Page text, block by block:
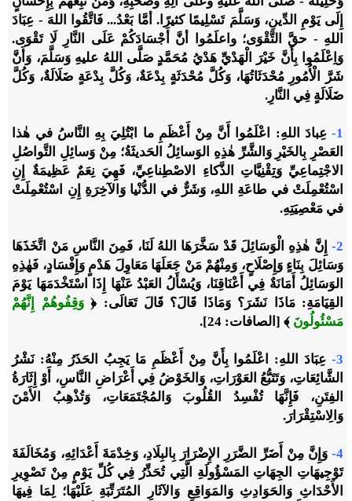
إِلَى يَوْمِ الدِّينِ، وَسَلَّمَ تَسْلِيمًا كثيرًا. أمَّا بَعْدُ... فَاتَّقُوا اللهَ - عِبَادَ
اللهِ - حقَّ التَّقْوَى؛ واعلَمُوا أنَّ أَجْسَادَكُمْ عَلَى النَّارِ لَا تَقْوَى.
وَاِعْلَمُوا بِأَنَّ خَيْرَ الْهَدْيِّ هَدْيُ مُحَمَّدٍ صَلَّى اللهُ عليهِ وَسَلَّمَ، وَأَنَّ
شَرَّ الْأُمُورِ مُحْدَثَاتُهَا، وَكُلَّ مُحْدَثَةٍ بِدْعَةٌ، وَكُلَّ بِدْعَةٍ ضَلَالَةٌ، وَكُلَّ
ضَلَالَةٍ فِي النَّارِ.
1-
عِبادَ اللهِ: اعْلَمُوا أَنَّ مِنْ أَعْظَمِ ما ابْتُلِيَ بِهِ النَّاسُ في هٰذا
العَصْرِ بِالخَيْرِ وَالشَّرِّ هٰذِهِ الوَسائِلُ الحَديثَةُ؛ مِنْ وَسائِلِ التَّواصُلِ
الاجْتِماعِيِّ وَتِقْنِيَّاتِ الذَّكاءِ الاصْطِناعِيِّ، فَهِيَ نِعَمٌ عَظِيمَةٌ إِنِ
اسْتُعْمِلَتْ في طاعَةِ اللهِ، وَشَرٌّ في الدُّنْيا وَالآخِرَةِ إِنِ اسْتُعْمِلَتْ
في مَعْصِيَتِهِ.
2-
إِنَّ هٰذِهِ الْوَسَائِلَ قَدْ سَخَّرَهَا اللهُ لَنَا، فَمِنَ النَّاسِ مَنْ اتَّخَذَهَا
وَسَائِلَ بِنَاءٍ وَإِصْلَاحٍ، وَمِنْهُمْ مَنْ جَعَلَهَا مَعَاوِلَ هَدْمٍ وَإِفْسَادٍ، فَهٰذِهِ
الوَسَائِلُ أَمَانَةٌ فِي أَعْنَاقِنَا، وَيُسْأَلُ العَبْدُ عَنْهَا إِذَا اسْتَخْدَمَهَا يَوْمَ
القِيَامَةِ: مَاذَا نَشَرَ؟ وَمَاذَا قَالَ؟ قَالَ تَعَالَى: ﴿وَقِفُوهُمْ إِنَّهُمْ
مَسْئُولُونَ ﴾ [الصافات: 24].
3-
عِبَادَ اللهِ: اعْلَمُوا بِأَنَّ مِنْ أَعْظَمِ مَا يَجِبُ الحَذَرُ مِنْهُ: نَشْرُ
الشَّائِعَاتِ، وَتَتَبُّعُ العَوْرَاتِ، وَالخَوْضُ فِي أَعْرَاضِ النَّاسِ، أَوْ إِثَارَةُ
الفِتَنِ، فَإِنَّهَا تُفْسِدُ القُلُوبَ وَالمُجْتَمَعَاتِ، وَتُذْهِبُ الأَمْنَ
وَالِاسْتِقْرَارَ.
4- وَإِنَّ مِنْ أَضَرِّ الضَّرَرِ الإِضْرَارَ بِالبِلَادِ، وَخِدْمَةَ أَعْدَائِهِ، وَمُخَالَفَةَ
تَوْجِيهَاتِ الجِهَاتِ المَسْؤُولَةِ الَّتِي تُحَذِّرُ فِي كُلِّ يَوْمٍ مِنْ تَصْوِيرِ
الأَحْدَاثِ وَالحَوَادِثِ وَالمَوَاقِعِ وَالآثَارِ المُتَرَتِّبَةِ عَلَيْهَا؛ لِمَا فِيهَا